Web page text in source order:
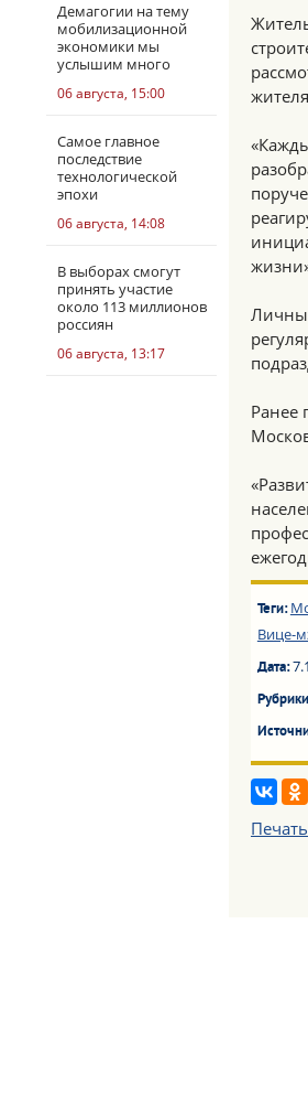
Демагогии на тему
мобилизационной
экономики мы
услышим много
06 августа, 15:00
Самое главное
последствие
технологической
эпохи
06 августа, 14:08
В выборах смогут
принять участие
около 113 миллионов
россиян
06 августа, 13:17
Ранее
Теги:
Вице-
Дата:
Печать